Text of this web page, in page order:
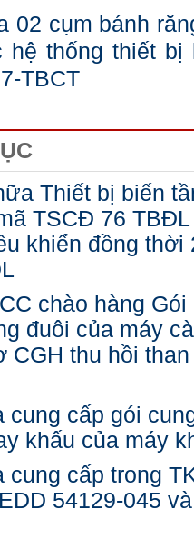
02 cụm bánh
hệ thống thiết
TBCT
Thiết bị biến
TSCĐ 76
khiển đồng
chào hàng
đuôi của máy
CGH thu hồi
cung cấp gói
khấu của máy
cung cấp trong
54129-045